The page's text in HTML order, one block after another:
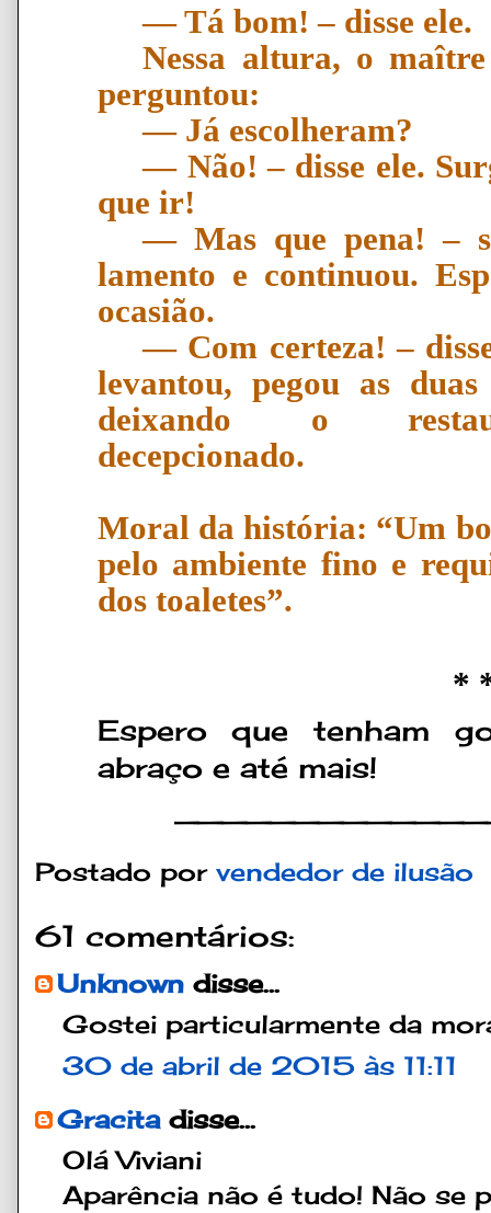
―Tá bom!– disse ele.
Nessa altura, o
perguntou:
―Já escolheram?
―Não!– disse ele.
que ir!
―Mas que pena!–
lamento e continuou.
ocasião.
―Com certeza!–
levantou, pegou as
deixando o
decepcionado.
Moral da história: “Um
pelo ambiente fino e
dos toaletes”.
*
Espero que tenham
abraço e até mais!
Postado por vendedor de ilusão
61 comentários:
Unknown disse...
Gostei particularmente da
30 de abril de 2015 às 11:11
Gracitadisse...
Olá Viviani
Aparência não é tudo! Não se